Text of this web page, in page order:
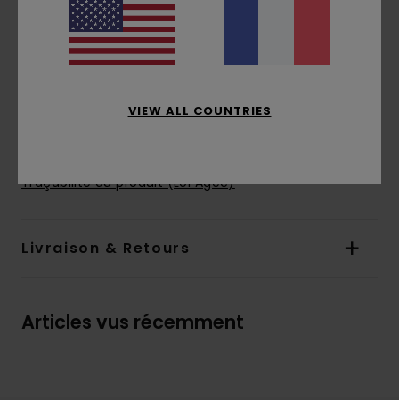
longueur classique
taille :fermeture par braguette zippée
Poches avant
Poches plates à l'arrière
Traçabilité du produit (Loi Agec)
Livraison & Retours
Articles vus récemment
VIEW ALL COUNTRIES